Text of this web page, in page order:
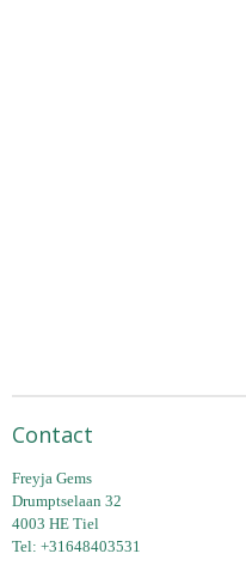
Contact
Freyja Gems
Drumptselaan 32
4003 HE Tiel
Tel: +31648403531